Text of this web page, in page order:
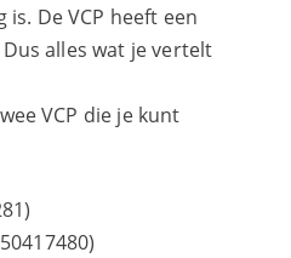
De VCP heeft een
alles wat je vertelt
VCP die je kunt